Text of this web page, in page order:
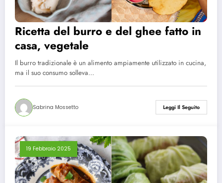
Ricetta del burro e del ghee fatto in
casa, vegetale
Il burro tradizionale è un alimento ampiamente utilizzato in cucina,
ma il suo consumo solleva…
Sabrina Mossetto Leggi Il Seguito
19 Febbraio 2025